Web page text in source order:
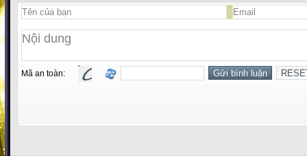
Mã an toàn: